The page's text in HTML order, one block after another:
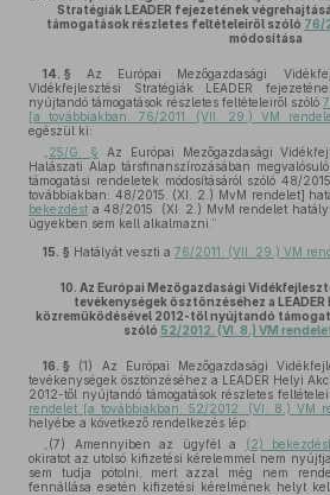
Stratégiák LEADER fejezetének
támogatások részletes feltételeiről szóló 76/
módosítása
14. § Az Európai Mezőgazdasági
Vidékfejlesztési Stratégiák LEADER
nyújtandó támogatások részletes feltételeiről szóló
[a továbbiakban: 76/2011. (VII. 29.) VM
egészül ki:
25/G. § Az Európai Mezőgazdasági
Halászati Alap társfinanszírozásában
támogatási rendeletek módosításáról szóló 48/
továbbiakban: 48/2015. (XI. 2.) MvM rendelet]
bekezdést a 48/2015. (XI. 2.) MvM rendelet
ügyekben sem kell alkalmazni.”
15. § Hatályát veszti a 76/2011. (VII. 29.) VM
10. Az Európai Mezőgazdasági
tevékenységek ösztönzéséhez a
közreműködésével 2012-től nyújtandó
szóló 52/2012. (VI. 8.) VM
16. § (1)
Az Európai Mezőgazdasági
tevékenységek ösztönzéséhez a LEADER Helyi
2012-től nyújtandó támogatások részletes
rendelet [a továbbiakban: 52/2012. (VI. 8.) VM
helyébe a következő rendelkezés lép:
„(7) Amennyiben az ügyfél a
(2)
okiratot az utolsó kifizetési kérelemmel nem
sem tudja pótolni, mert azzal még nem
fennállása esetén kifizetési kérelmének helyt